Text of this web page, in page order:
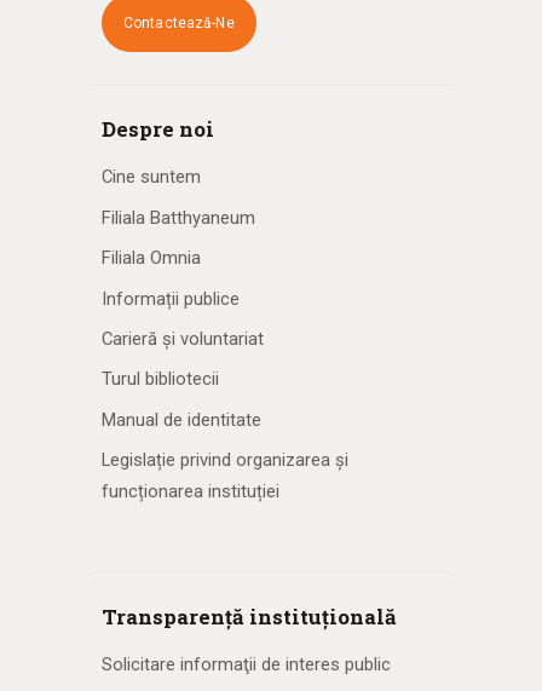
Contactează-Ne
Despre noi
Cine suntem
Filiala Batthyaneum
Filiala Omnia
Informații publice
Carieră și voluntariat
Turul bibliotecii
Manual de identitate
Legislație privind organizarea și
funcționarea instituției
Transparență instituțională
Solicitare informaţii de interes public